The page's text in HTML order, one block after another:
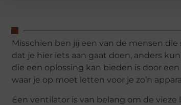
Misschien ben jij een van de mensen
dat je hier iets aan gaat doen, anders
die een oplossing kan bieden is door
waar je op moet letten voor je zo’n
Een ventilator is van belang om de